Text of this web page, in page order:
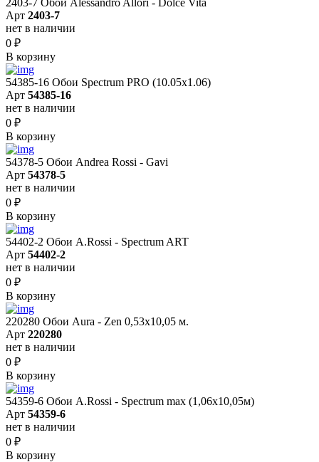
Арт 2403-7
нет в наличии
0 ₽
В корзину
54385-16 Обои Spectrum PRO (10.05х1.06)
Арт 54385-16
нет в наличии
0 ₽
В корзину
54378-5 Обои Andrea Rossi - Gavi
Арт 54378-5
нет в наличии
0 ₽
В корзину
54402-2 Обои A.Rossi - Spectrum ART
Арт 54402-2
нет в наличии
0 ₽
В корзину
220280 Обои Aura - Zen 0,53х10,05 м.
Арт 220280
нет в наличии
0 ₽
В корзину
54359-6 Обои A.Rossi - Spectrum max (1,06x10,05м)
Арт 54359-6
нет в наличии
0 ₽
В корзину